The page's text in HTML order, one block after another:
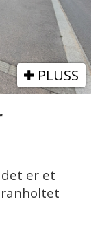
PLUSS
det er et